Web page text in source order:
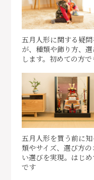
五月人形に関する疑
が、種類や飾り方、
します。初めての方
五月人形を買う前に
類やサイズ、選び方
い選びを実現。はじ
です